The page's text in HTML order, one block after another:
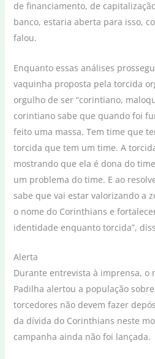
de financiamento, de
banco, estaria aberta para isso,
falou.
Enquanto essas análises
vaquinha proposta pela torcida
orgulho de ser “corintiano,
corintiano sabe que quando foi
feito uma massa. Tem time que
torcida que tem um time. A
mostrando que ela é dona do
um problema do time. E ao
sabe que vai estar valorizando a
o nome do Corinthians e
identidade enquanto torcida”,
Alerta
Durante entrevista à imprensa, o
Padilha alertou a população
torcedores não devem fazer
da dívida do Corinthians neste
campanha ainda não foi lançada.